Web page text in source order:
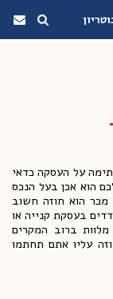
על העסקה כדאי
הוא אכן בעל הנכס
מכר הוא חוזה חשוב
בעסקת קנייה או
ברוב המקרים
עליו אתם תחתמו